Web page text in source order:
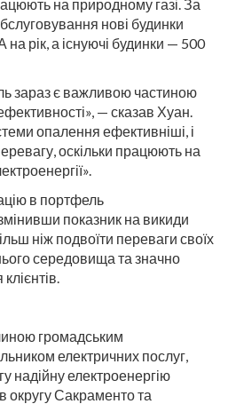
на природному газі. За
нові будинки
рік, а існуючі будинки — 500
зараз є важливою частиною
— сказав Хуан.
опалення ефективніші, і
оскільки працюють на
в портфель
показник на викиди
ніж подвоїти переваги своїх
середовища та значно
громадським
електричних послуг,
надійну електроенергію
округу Сакраменто та